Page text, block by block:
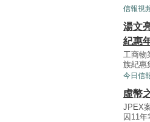
信報視
湯文
紀惠
工商物
族紀惠
今日信
虛幣
JPEX
囚11